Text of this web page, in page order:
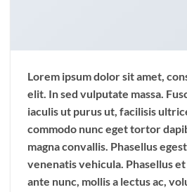
Lorem ipsum dolor sit amet,
elit. In sed vulputate massa.
iaculis ut purus ut, facilisis
commodo nunc eget tortor
magna convallis. Phasellus
venenatis vehicula. Phasellus
ante nunc, mollis a lectus ac,